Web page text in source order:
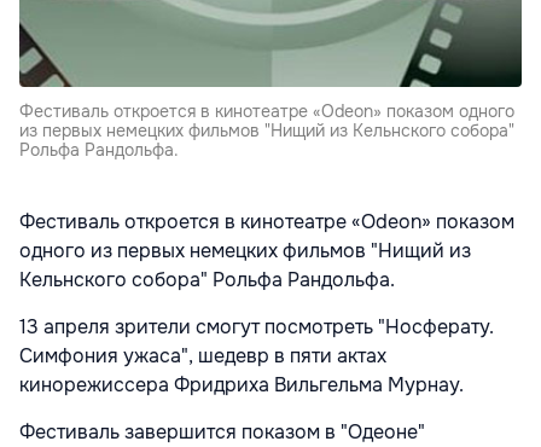
Фестиваль откроется в кинотеатре «Odeon» показом одного
из первых немецких фильмов "Нищий из Кельнского собора"
Рольфа Рандольфа.
Фестиваль откроется в кинотеатре «Odeon» показом
одного из первых немецких фильмов "Нищий из
Кельнского собора" Рольфа Рандольфа.
13 апреля зрители смогут посмотреть "Носферату.
Симфония ужаса", шедевр в пяти актах
кинорежиссера Фридриха Вильгельма Мурнау.
Фестиваль завершится показом в "Одеоне"